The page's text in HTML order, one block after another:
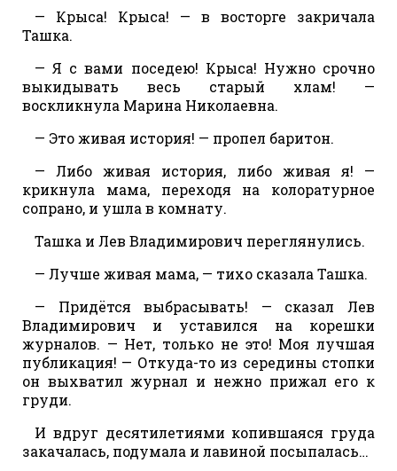
— Крыса! Крыса! — в восторге закричала
Ташка.
— Я с вами поседею! Крыса! Нужно срочно
выкидывать весь старый хлам! —
воскликнула Марина Николаевна.
— Это живая история! — пропел баритон.
— Либо живая история, либо живая я! —
крикнула мама, переходя на колоратурное
сопрано, и ушла в комнату.
Ташка и Лев Владимирович переглянулись.
— Лучше живая мама, — тихо сказала Ташка.
— Придётся выбрасывать! — сказал Лев
Владимирович и уставился на корешки
журналов. — Нет, только не это! Моя лучшая
публикация! — Откуда-то из середины стопки
он выхватил журнал и нежно прижал его к
груди.
И вдруг десятилетиями копившаяся груда
закачалась, подумала и лавиной посыпалась…